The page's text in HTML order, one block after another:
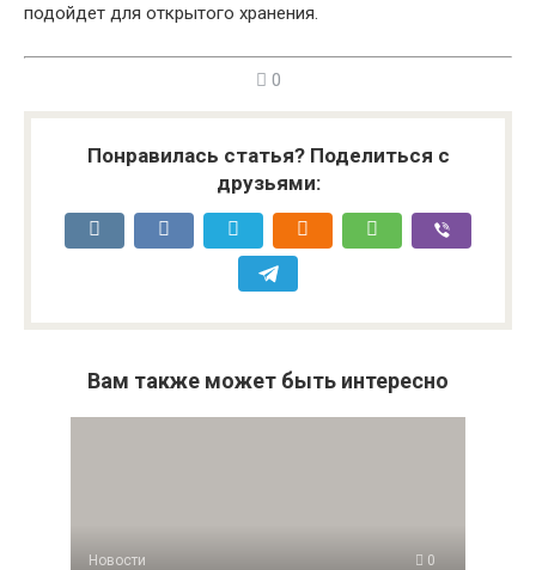
подойдет для открытого хранения.
0
Понравилась статья? Поделиться с
друзьями:
Вам также может быть интересно
Новости 0